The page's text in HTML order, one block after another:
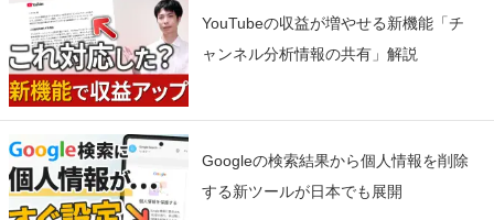
YouTubeの収益が増やせる新機能「チ
ャンネル分析情報の共有」解説
Googleの検索結果から個人情報を削除
する新ツールが日本でも展開